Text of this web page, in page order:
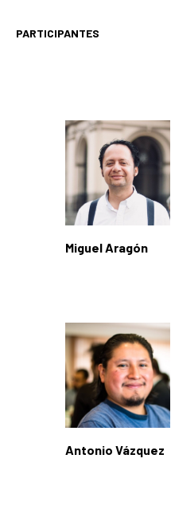
PARTICIPANTES
Miguel Aragón
Antonio Vázquez